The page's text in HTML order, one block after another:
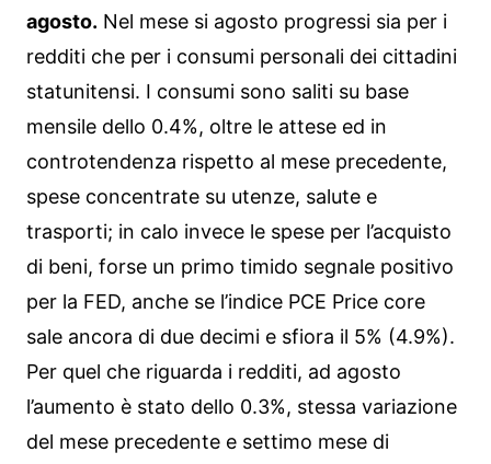
agosto. Nel mese si agosto progressi sia per i
redditi che per i consumi personali dei cittadini
statunitensi. I consumi sono saliti su base
mensile dello 0.4%, oltre le attese ed in
controtendenza rispetto al mese precedente,
spese concentrate su utenze, salute e
trasporti; in calo invece le spese per l’acquisto
di beni, forse un primo timido segnale positivo
per la FED, anche se l’indice PCE Price core
sale ancora di due decimi e sfiora il 5% (4.9%).
Per quel che riguarda i redditi, ad agosto
l’aumento è stato dello 0.3%, stessa variazione
del mese precedente e settimo mese di